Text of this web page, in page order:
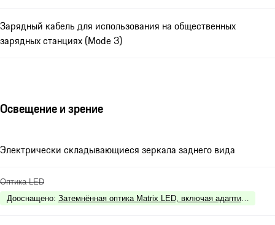
Зарядный кабель для использования на общественных
зарядных станциях (Mode 3)
Освещение и зрение
Электрически складывающиеся зеркала заднего вида
Оптика LED
Дооснащено: Затемнённая оптика Matrix LED, включая адаптивные